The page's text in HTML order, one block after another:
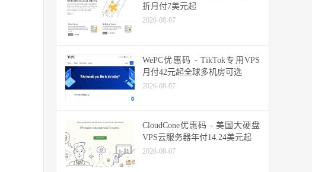
折月付7美元起
2026-08-07
WePC优惠码 - TikTok专用VPS
月付42元起全球多机房可选
2026-08-07
CloudCone优惠码 - 美国大硬盘
VPS云服务器年付14.24美元起
2026-08-07